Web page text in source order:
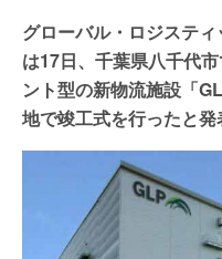
グローバル・ロジスティ
は17日、千葉県八千代
ント型の新物流施設「
地で竣工式を行ったと発